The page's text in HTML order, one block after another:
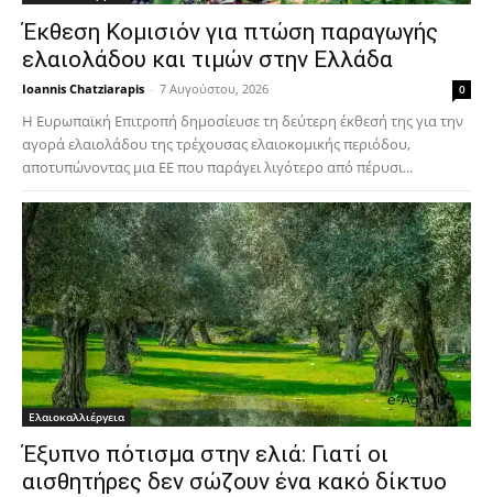
Έκθεση Κομισιόν για πτώση παραγωγής
ελαιολάδου και τιμών στην Ελλάδα
Ioannis Chatziarapis - 7 Αυγούστου, 2026 0
Η Ευρωπαϊκή Επιτροπή δημοσίευσε τη δεύτερη έκθεσή της για την
αγορά ελαιολάδου της τρέχουσας ελαιοκομικής περιόδου,
αποτυπώνοντας μια ΕΕ που παράγει λιγότερο από πέρυσι...
Ελαιοκαλλιέργεια
Έξυπνο πότισμα στην ελιά: Γιατί οι
αισθητήρες δεν σώζουν ένα κακό δίκτυο